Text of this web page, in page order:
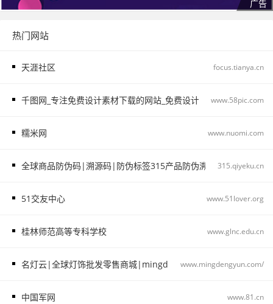
热门网站
天涯社区 focus.tianya.cn
千图网_专注免费设计素材下载的网站_免费设计图片素材中国
www.58pic.com
糯米网 www.nuomi.com
全球商品防伪码|溯源码|防伪标签315产品防伪溯源查询中心
315.qiyeku.cn
51交友中心 www.51lover.org
桂林师范高等专科学校 www.glnc.edu.cn
名灯云|全球灯饰批发零售商城|mingdengyun.com_名灯云
www.mingdengyun.com/
中国军网 www.81.cn